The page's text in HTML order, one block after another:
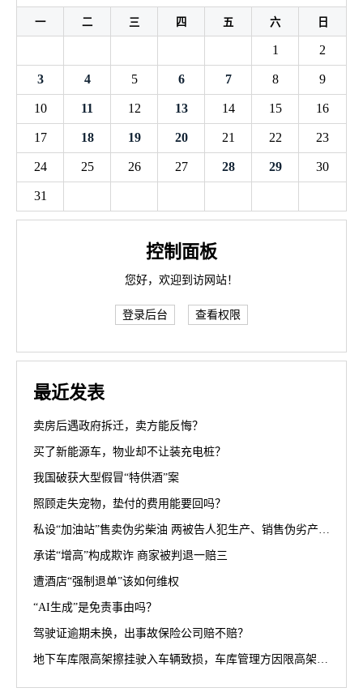
一 二 三 四 五 六 日
1 2
3 4 5 6 7 8 9
10 11 12 13 14 15 16
17 18 19 20 21 22 23
24 25 26 27 28 29 30
31
控制面板
您好，欢迎到访网站！
登录后台 查看权限
最近发表
卖房后遇政府拆迁，卖方能反悔？
买了新能源车，物业却不让装充电桩？
我国破获大型假冒“特供酒”案
照顾走失宠物，垫付的费用能要回吗？
私设“加油站”售卖伪劣柴油 两被告人犯生产、销售伪劣产品罪获刑罚
承诺“增高”构成欺诈 商家被判退一赔三
遭酒店“强制退单”该如何维权
“AI生成”是免责事由吗？
驾驶证逾期未换，出事故保险公司赔不赔？
地下车库限高架擦挂驶入车辆致损，车库管理方因限高架设置高度不符合规范被判担责70%